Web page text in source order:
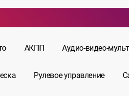
АКПП Аудио-видео-
Рулевое управление